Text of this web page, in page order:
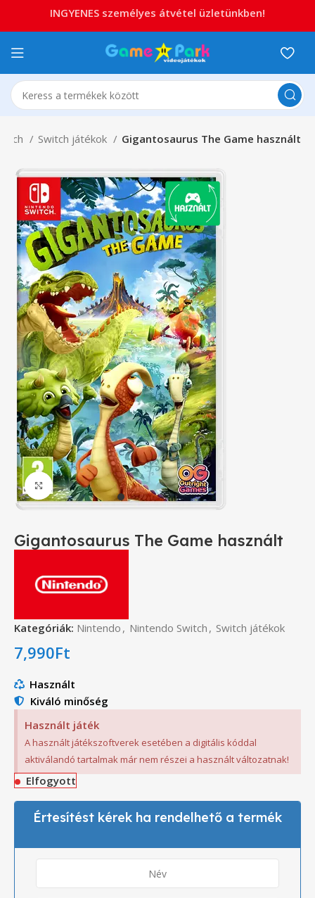
Switch játékok Gigantosaurus The Game használt
Click to enlarge
Gigantosaurus The Game használt
Kategóriák: Nintendo , Nintendo Switch , Switch játékok
7,990Ft
Használt
Kiváló minőség
Használt játék
A használt játékszoftverek esetében a digitális kóddal
aktiválandó tartalmak már nem részei a használt változatnak!
Elfogyott
Értesítést kérek ha rendelhető a termék
INGYENES személyes átvétel üzletünkben!